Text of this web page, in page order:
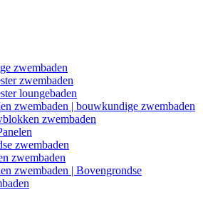
zwembaden
zwembaden
loungebaden
zwembaden | bouwkundige zwembaden
zwembaden
zwembaden
zwembaden
zwembaden | Bovengrondse